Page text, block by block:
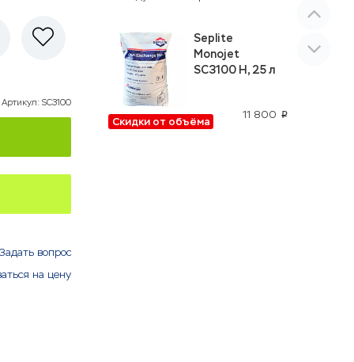
Артикул: SC3100
вопрос
на цену
Скидки от объёма
11 800 p
Seplite
Monojet
SC3100 H, 25 л